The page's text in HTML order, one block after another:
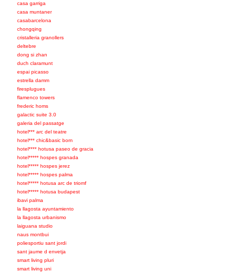
casa garriga
casa muntaner
casabarcelona
chongqing
cristalleria granollers
deltebre
dong si zhan
duch claramunt
espai picasso
estrella damm
firesplugues
flamenco towers
frederic homs
galactic suite 3.0
galeria del passatge
hotel*** arc del teatre
hotel*** chic&basic born
hotel**** hotusa paseo de gracia
hotel***** hospes granada
hotel***** hospes jerez
hotel***** hospes palma
hotel***** hotusa arc de triomf
hotel***** hotusa budapest
ibavi palma
la llagosta ayuntamiento
la llagosta urbanismo
laiguana studio
naus montbui
poliesportiu sant jordi
sant jaume d envetja
smart living pluri
smart living uni